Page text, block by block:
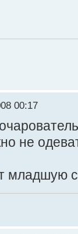
00:17
не
младшую